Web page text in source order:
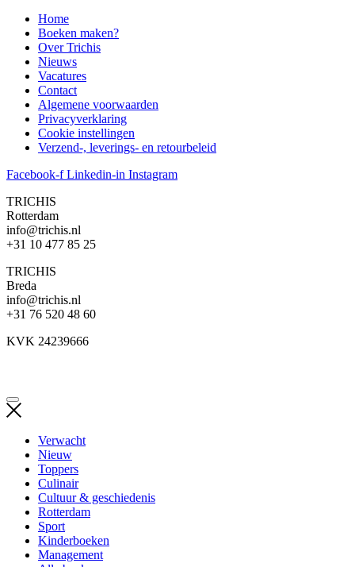
Home
Boeken maken?
Over Trichis
Nieuws
Vacatures
Contact
Algemene voorwaarden
Privacyverklaring
Cookie instellingen
Verzend-, leverings- en retourbeleid
Facebook-f Linkedin-in Instagram
TRICHIS
Rotterdam
info@trichis.nl
+31 10 477 85 25
TRICHIS
Breda
info@trichis.nl
+31 76 520 48 60
KVK 24239666
Verwacht
Nieuw
Toppers
Culinair
Cultuur & geschiedenis
Rotterdam
Sport
Kinderboeken
Management